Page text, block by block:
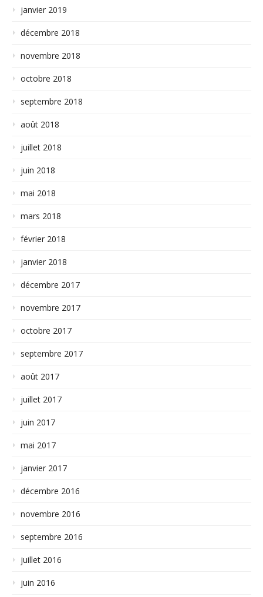
janvier 2019
décembre 2018
novembre 2018
octobre 2018
septembre 2018
août 2018
juillet 2018
juin 2018
mai 2018
mars 2018
février 2018
janvier 2018
décembre 2017
novembre 2017
octobre 2017
septembre 2017
août 2017
juillet 2017
juin 2017
mai 2017
janvier 2017
décembre 2016
novembre 2016
septembre 2016
juillet 2016
juin 2016